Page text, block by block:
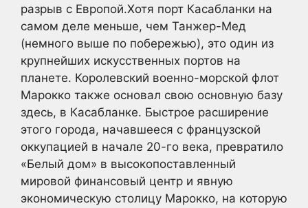
разрыв с Европой.Хотя порт Касабланки на
самом деле меньше, чем Танжер-Мед
(немного выше по побережью), это один из
крупнейших искусственных портов на
планете. Королевский военно-морской флот
Марокко также основал свою основную базу
здесь, в Касабланке. Быстрое расширение
этого города, начавшееся с французской
оккупацией в начале 20-го века, превратило
«Белый дом» в высокопоставленный
мировой финансовый центр и явную
экономическую столицу Марокко, на которую